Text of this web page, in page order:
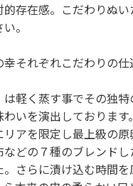
存在感。こだわりぬい
。
それぞれこだわりの仕
は軽く蒸す事でその独
いを演出しております。
リアを限定し最上級の
どの７種のブレンドし
。さらに漬け込む時間を